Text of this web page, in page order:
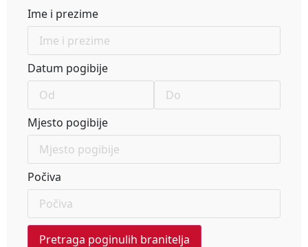
Ime i prezime
Datum pogibije
Mjesto pogibije
Počiva